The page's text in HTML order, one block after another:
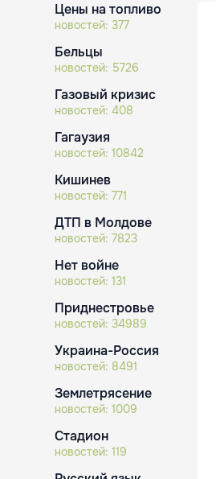
Цены на топливо
новостей: 377
Бельцы
новостей: 5726
Газовый кризис
новостей: 408
Гагаузия
новостей: 10842
Кишинев
новостей: 771
ДТП в Молдове
новостей: 7823
Нет войне
новостей: 131
Приднестровье
новостей: 34989
Украина-Россия
новостей: 8491
Землетрясение
новостей: 1009
Стадион
новостей: 119